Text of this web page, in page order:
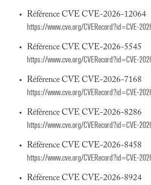
Référence CVE CVE-2026-12064
https://www.cve.org/CVERecord?id=CVE-
Référence CVE CVE-2026-5545
https://www.cve.org/CVERecord?id=CVE-
Référence CVE CVE-2026-7168
https://www.cve.org/CVERecord?id=CVE-
Référence CVE CVE-2026-8286
https://www.cve.org/CVERecord?id=CVE-
Référence CVE CVE-2026-8458
https://www.cve.org/CVERecord?id=CVE-
Référence CVE CVE-2026-8924